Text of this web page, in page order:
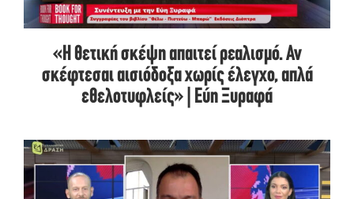
«Η θετική σκέψη απαιτεί ρεαλισμό. Αν
σκέφτεσαι αισιόδοξα χωρίς έλεγχο, απλά
εθελοτυφλείς» | Εύη Ξυραφά